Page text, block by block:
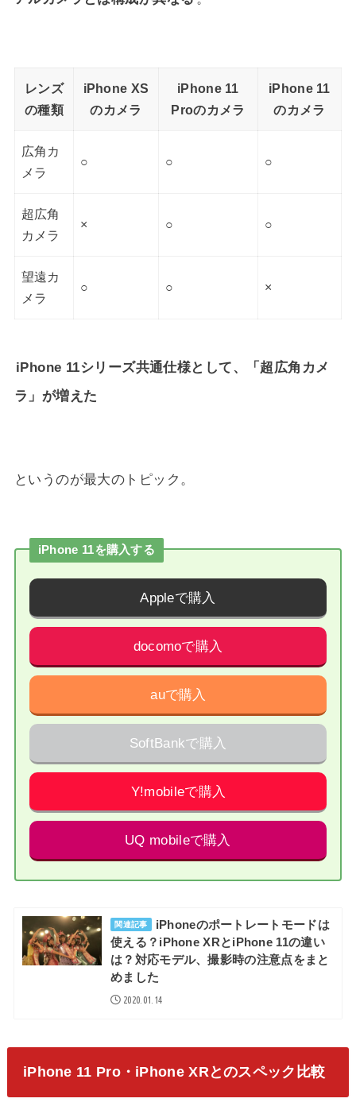
レンズ
の種類
iPhone XS
のカメラ
iPhone 11
Proのカメラ
iPhone 11
のカメラ
広角カ
メラ
○ ○ ○
超広角
カメラ
× ○ ○
望遠カ
メラ
○ ○ ×
iPhone 11シリーズ共通仕様として、「超広角カメ
ラ」が増えた
というのが最大のトピック。
iPhone 11を購入する
Appleで購入
docomoで購入
auで購入
SoftBankで購入
Y!mobileで購入
UQ mobileで購入
関連記事
iPhoneのポートレートモードは
使える？iPhone XRとiPhone 11の違い
は？対応モデル、撮影時の注意点をまと
めました
2020.01.14
iPhone 11 Pro・iPhone XRとのスペック比較